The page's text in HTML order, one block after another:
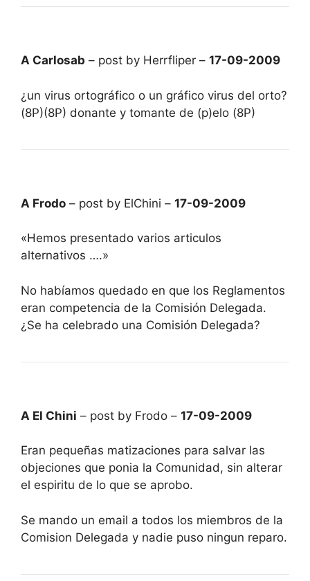
A Carlosab – post by Herrfliper – 17-09-2009
¿un virus ortográfico o un gráfico virus del orto?
(8P)(8P) donante y tomante de (p)elo (8P)
A Frodo – post by ElChini – 17-09-2009
«Hemos presentado varios articulos
alternativos ….»
No habíamos quedado en que los Reglamentos
eran competencia de la Comisión Delegada.
¿Se ha celebrado una Comisión Delegada?
A El Chini – post by Frodo – 17-09-2009
Eran pequeñas matizaciones para salvar las
objeciones que ponia la Comunidad, sin alterar
el espiritu de lo que se aprobo.
Se mando un email a todos los miembros de la
Comision Delegada y nadie puso ningun reparo.